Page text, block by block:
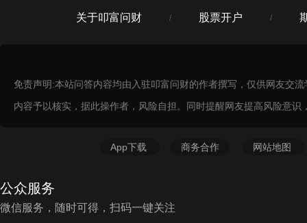
关于叩富问财 / 股票开户 /
免责声明:本站问答内容均由入驻叩富问财的作者撰写，仅供网友交
内容予以核实，据此操作者，风险自担。同时提醒网友提高风险意
App下载 商务合作 网站地图
公众服务
微信服务，随时可得，扫码一键关注